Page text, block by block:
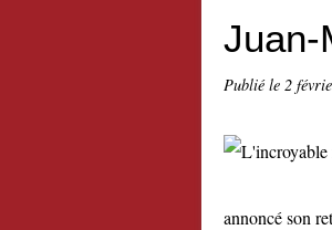
Juan-
Publié le 2
annoncé son